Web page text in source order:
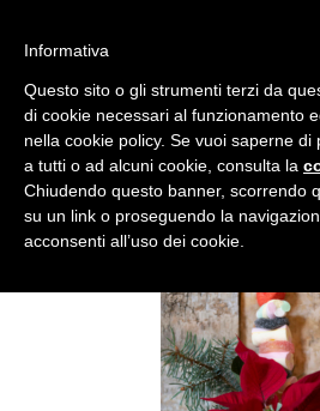
Il Blog del Garden
accetta l'uso dei cookies previsto
Fai clic per abilitare/
Google Analytics.
OK Privacy e
Informativa
Questo sito o gli strumenti terzi da
di cookie necessari al funzionamento
nella cookie policy. Se vuoi saperne
a tutti o ad alcuni cookie, consulta la
Chiudendo questo banner, scorrendo
su un link o proseguendo la
acconsenti all’uso dei cookie.